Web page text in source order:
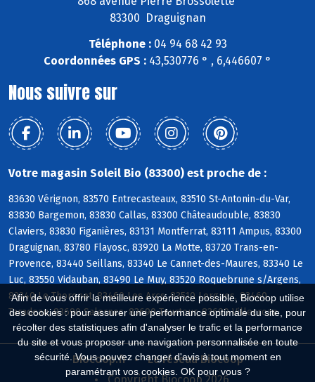
Afin de vous offrir la meilleure expérience possible, Biocoop utilise
des cookies : pour assurer une performance optimale du site, pour
récolter des statistiques afin d'analyser le trafic et la performance
du site et vous proposer une navigation personnalisée en toute
sécurité. Vous pouvez changer d'avis à tout moment en
paramétrant vos cookies. OK pour vous ?
83300 Draguignan
Téléphone :04 94 68 42 93
Coordonnées GPS : 43,530776 ° , 6,446607 °
Nous suivre sur
Votre magasin Soleil Bio (83300) est proche de :
83630 Vérignon, 83570 Entrecasteaux, 83510 St-Antonin-du-Var,
83830 Bargemon, 83830 Callas, 83300 Châteaudouble, 83830
Claviers, 83830 Figanières, 83131 Montferrat, 83111 Ampus, 83300
Draguignan, 83780 Flayosc, 83920 La Motte, 83720 Trans-en-
Provence, 83440 Seillans, 83340 Le Cannet-des-Maures, 83340 Le
Luc, 83550 Vidauban, 83490 Le Muy, 83520 Roquebrune s/Argens,
83340 Le Thoronet, 83460 Les Arcs, 83510 Lorgues, 83460
Taradeau, 83690 Salernes, 83690 Tourtour, 83690 Villecroze
Biocoop.fr
Le réseau Biocoop